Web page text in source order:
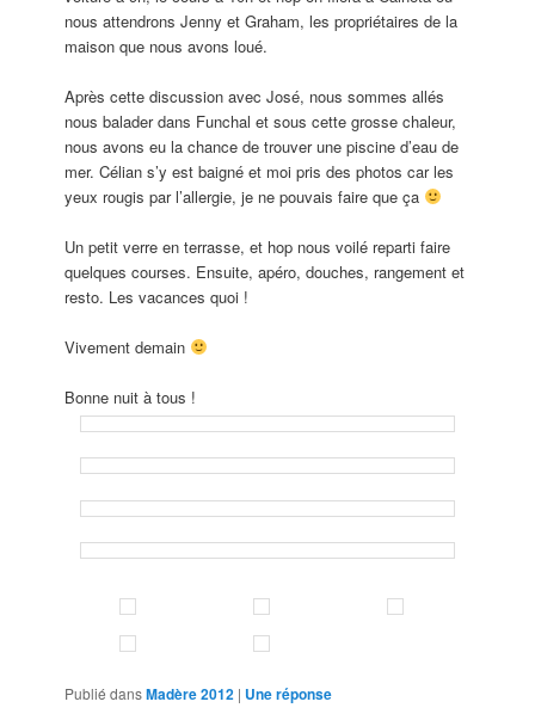
nous attendrons Jenny et Graham, les propriétaires de la
maison que nous avons loué.
Après cette discussion avec José, nous sommes allés
nous balader dans Funchal et sous cette grosse chaleur,
nous avons eu la chance de trouver une piscine d’eau de
mer. Célian s’y est baigné et moi pris des photos car les
yeux rougis par l’allergie, je ne pouvais faire que ça
Un petit verre en terrasse, et hop nous voilé reparti faire
quelques courses. Ensuite, apéro, douches, rangement et
resto. Les vacances quoi !
Vivement demain
Bonne nuit à tous !
Publié dansMadère 2012 | Uneréponse